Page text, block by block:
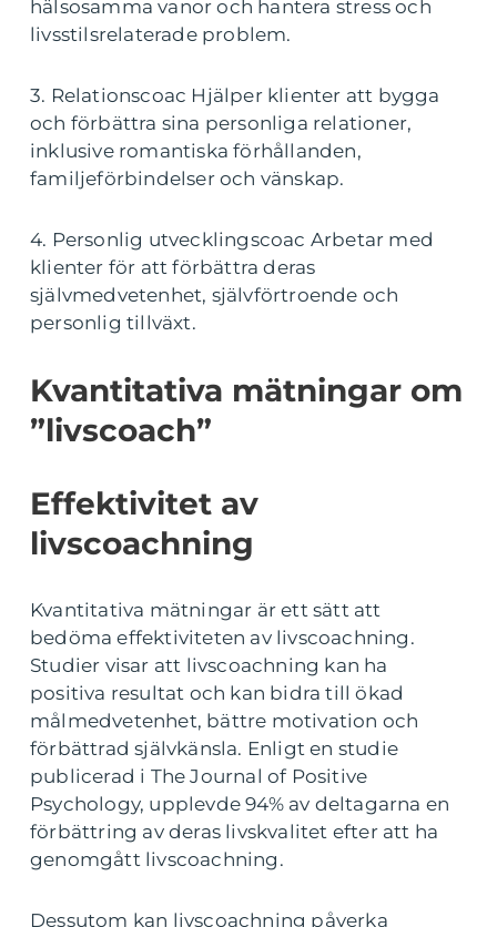
hälsosamma vanor och hantera stress och
livsstilsrelaterade problem.
3. Relationscoac Hjälper klienter att bygga
och förbättra sina personliga relationer,
inklusive romantiska förhållanden,
familjeförbindelser och vänskap.
4. Personlig utvecklingscoac Arbetar med
klienter för att förbättra deras
självmedvetenhet, självförtroende och
personlig tillväxt.
Kvantitativa mätningar om
”livscoach”
Effektivitet av
livscoachning
Kvantitativa mätningar är ett sätt att
bedöma effektiviteten av livscoachning.
Studier visar att livscoachning kan ha
positiva resultat och kan bidra till ökad
målmedvetenhet, bättre motivation och
förbättrad självkänsla. Enligt en studie
publicerad i The Journal of Positive
Psychology, upplevde 94% av deltagarna en
förbättring av deras livskvalitet efter att ha
genomgått livscoachning.
Dessutom kan livscoachning påverka